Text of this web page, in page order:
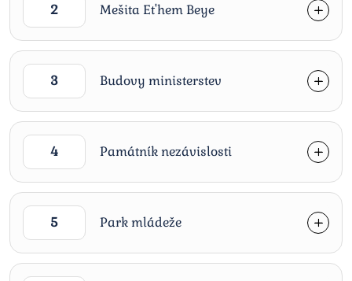
2 Mešita Et'hem Beye
3 Budovy ministerstev
4 Památník nezávislosti
5 Park mládeže